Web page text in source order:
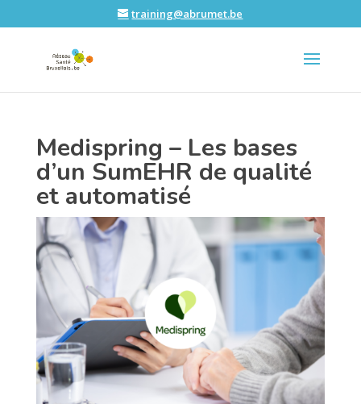
training@abrumet.be
Medispring – Les bases
d’un SumEHR de qualité
et automatisé